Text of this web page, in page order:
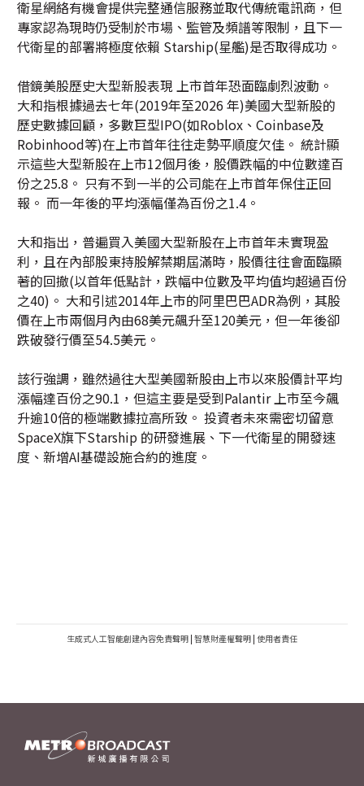
衛星網絡有機會提供完整通信服務並取代傳統電訊商，但
專家認為現時仍受制於市場、監管及頻譜等限制，且下一
代衛星的部署將極度依賴 Starship(星艦)是否取得成功。
借鏡美股歷史大型新股表現 上市首年恐面臨劇烈波動。
大和指根據過去七年(2019年至2026 年)美國大型新股的
歷史數據回顧，多數巨型IPO(如Roblox、Coinbase及
Robinhood等)在上市首年往往走勢平順度欠佳。 統計顯
示這些大型新股在上市12個月後，股價跌幅的中位數達百
份之25.8。 只有不到一半的公司能在上市首年保住正回
報。 而一年後的平均漲幅僅為百份之1.4。
大和指出，普遍買入美國大型新股在上市首年未實現盈
利，且在內部股東持股解禁期屆滿時，股價往往會面臨顯
著的回撤(以首年低點計，跌幅中位數及平均值均超過百份
之40)。 大和引述2014年上市的阿里巴巴ADR為例，其股
價在上市兩個月內由68美元飆升至120美元，但一年後卻
跌破發行價至54.5美元。
該行強調，雖然過往大型美國新股由上市以來股價計平均
漲幅達百份之90.1，但這主要是受到Palantir 上市至今飆
升逾10倍的極端數據拉高所致。 投資者未來需密切留意
SpaceX旗下Starship 的研發進展、下一代衛星的開發速
度、新增AI基礎設施合約的進度。
生成式人工智能創建內容免責聲明 | 智慧財產權聲明 | 使用者責任